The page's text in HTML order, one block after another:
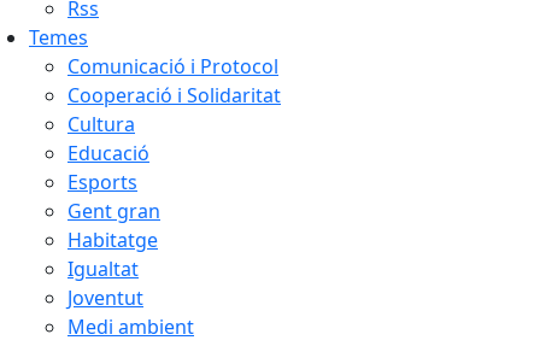
Rss
Temes
Comunicació i Protocol
Cooperació i Solidaritat
Cultura
Educació
Esports
Gent gran
Habitatge
Igualtat
Joventut
Medi ambient